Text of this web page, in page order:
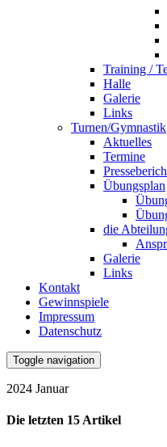
Training /
Halle
Galerie
Links
Turnen/Gymnastik
Aktuelles
Termine
Übungsplan
die
Galerie
Links
Kontakt
Gewinnspiele
Impressum
Datenschutz
Toggle navigation
2024 Januar
Die letzten 15 Artikel